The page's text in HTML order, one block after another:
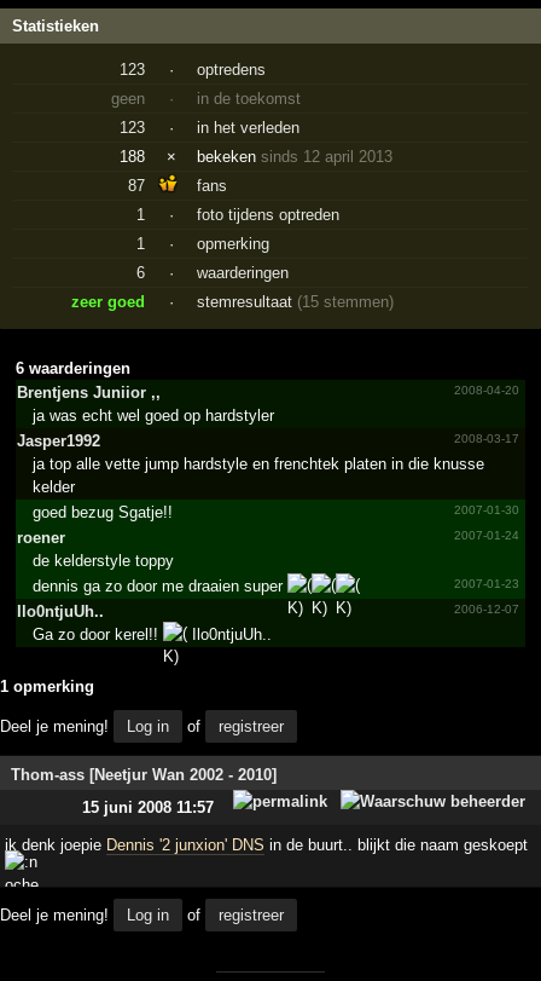
Statistieken
123 ·
optredens
geen
·
in de toekomst
123
·
in het verleden
188
× bekekensinds 12 april 2013
87
fans
1
·
foto tijdens optreden
1
·
opmerking
6
·
waarderingen
zeer goed
· stemresultaat (15 stemmen)
6 waarderingen
Brentjens Juniior ,,
2008-04-20
ja was echt wel goed op hardstyler
Jasper1992
2008-03-17
ja top alle vette jump hardstyle en frenchtek platen in die knusse
kelder
2007-01-30
goed bezug Sgatje!!
roener
2007-01-24
de kelderstyle toppy
2007-01-23
dennis ga zo door me draaien super
Ilo0ntjuUh..
2006-12-07
Ga zo door kerel!! Ilo0ntjuUh..
1 opmerking
Deel je mening! Log in of registreer
Thom-ass [Neetjur Wan 2002 - 2010]
15 juni 2008 11:57
ik denk joepie Dennis '2 junxion' DNS in de buurt.. blijkt die naam geskoept
Deel je mening! Log in of registreer